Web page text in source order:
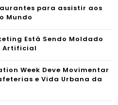
para assistir aos
Mundo
Está Sendo Moldado
Artificial
Week Deve Movimentar
e Vida Urbana da